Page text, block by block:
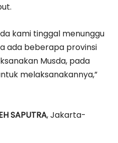
kami tinggal menunggu
ada beberapa provinsi
Musda, pada
melaksanakannya,”
SAPUTRA, Jakarta-